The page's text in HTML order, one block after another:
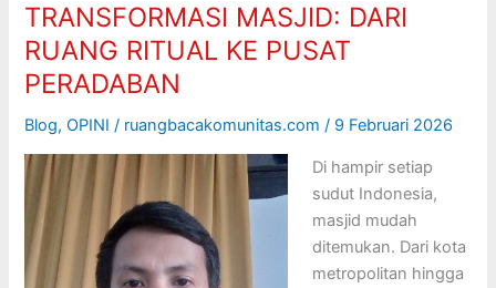
TRANSFORMASI MASJID: DARI
RUANG RITUAL KE PUSAT
PERADABAN
Blog,OPINI / ruangbacakomunitas.com/ 9 Februari 2026
Di hampir setiap
sudut Indonesia,
masjid mudah
ditemukan. Dari kota
metropolitan hingga